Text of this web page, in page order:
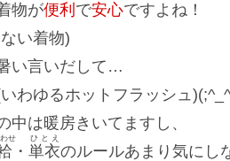
物が便利 で安心ですよね！
い着物)
い言いだして…
わゆるホットフラッシュ
は暖房きいてますし、
せ
・ 単衣
ひとえ
のルールあまり気にし